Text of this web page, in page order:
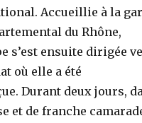
Accueillie à la
du Rhône,
s’est ensuite dirigée
où elle a été
Durant deux jours,
et de franche